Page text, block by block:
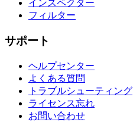
インスペクター
フィルター
サポート
ヘルプセンター
よくある質問
トラブルシューティング
ライセンス忘れ
お問い合わせ